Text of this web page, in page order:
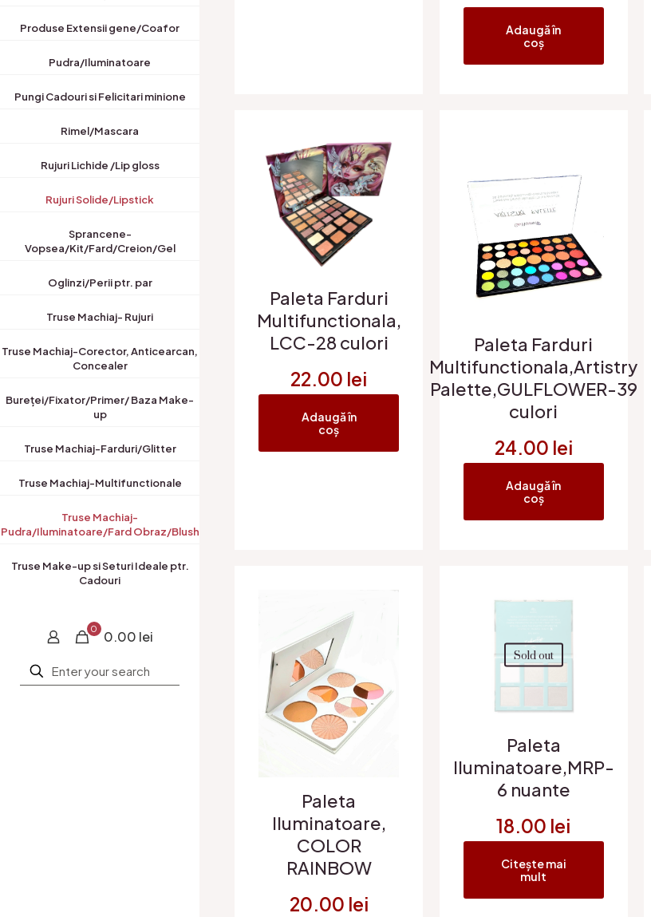
Produse Extensii gene/Coafor
Pudra/Iluminatoare
Pungi Cadouri si Felicitari minione
Rimel/Mascara
Rujuri Lichide /Lip gloss
Rujuri Solide/Lipstick
Sprancene-
Vopsea/Kit/Fard/Creion/Gel
Oglinzi/Perii ptr. par
Truse Machiaj- Rujuri
Truse Machiaj-Corector, Anticearcan,
Concealer
Bureței/Fixator/Primer/ Baza Make-
up
Truse Machiaj-Farduri/Glitter
Truse Machiaj-Multifunctionale
Truse Machiaj-
Pudra/Iluminatoare/Fard Obraz/Blush
Truse Make-up si Seturi Ideale ptr.
Cadouri
0 0.00 lei
Adaugă în
coș
Paleta Farduri
Multifunctionala,
LCC-28 culori
22.00 lei
Adaugă în
coș
Paleta Farduri
Multifunctionala,Artistry
Palette,GULFLOWER-39
culori
24.00 lei
Adaugă în
coș
Paleta
Iluminatoare,
COLOR
RAINBOW
20.00 lei
Sold out
Paleta
Iluminatoare,MRP-
6 nuante
18.00 lei
Citește mai
mult